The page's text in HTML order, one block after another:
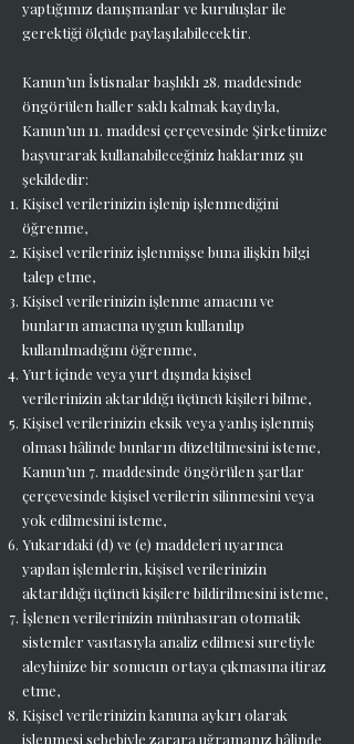
yaptığımız danışmanlar ve kuruluşlar ile
gerektiği ölçüde paylaşılabilecektir.
Kanun’un İstisnalar başlıklı 28. maddesinde
öngörülen haller saklı kalmak kaydıyla,
Kanun’un 11. maddesi çerçevesinde Şirketimize
başvurarak kullanabileceğiniz haklarınız şu
şekildedir:
Kişisel verilerinizin işlenip işlenmediğini
öğrenme,
Kişisel verileriniz işlenmişse buna ilişkin bilgi
talep etme,
Kişisel verilerinizin işlenme amacını ve
bunların amacına uygun kullanılıp
kullanılmadığını öğrenme,
Yurt içinde veya yurt dışında kişisel
verilerinizin aktarıldığı üçüncü kişileri bilme,
Kişisel verilerinizin eksik veya yanlış işlenmiş
olması hâlinde bunların düzeltilmesini isteme,
Kanun’un 7. maddesinde öngörülen şartlar
çerçevesinde kişisel verilerin silinmesini veya
yok edilmesini isteme,
Yukarıdaki (d) ve (e) maddeleri uyarınca
yapılan işlemlerin, kişisel verilerinizin
aktarıldığı üçüncü kişilere bildirilmesini isteme,
İşlenen verilerinizin münhasıran otomatik
sistemler vasıtasıyla analiz edilmesi suretiyle
aleyhinize bir sonucun ortaya çıkmasına itiraz
etme,
Kişisel verilerinizin kanuna aykırı olarak
işlenmesi sebebiyle zarara uğramanız hâlinde